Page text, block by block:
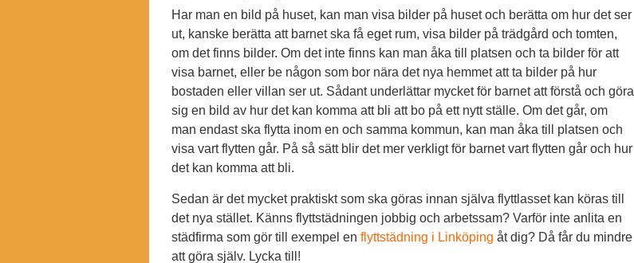
Har man en bild på huset, kan man visa bilder på huset och berätta om hur det ser
ut, kanske berätta att barnet ska få eget rum, visa bilder på trädgård och tomten,
om det finns bilder. Om det inte finns kan man åka till platsen och ta bilder för att
visa barnet, eller be någon som bor nära det nya hemmet att ta bilder på hur
bostaden eller villan ser ut. Sådant underlättar mycket för barnet att förstå och göra
sig en bild av hur det kan komma att bli att bo på ett nytt ställe. Om det går, om
man endast ska flytta inom en och samma kommun, kan man åka till platsen och
visa vart flytten går. På så sätt blir det mer verkligt för barnet vart flytten går och hur
det kan komma att bli.
Sedan är det mycket praktiskt som ska göras innan själva flyttlasset kan köras till
det nya stället. Känns flyttstädningen jobbig och arbetssam? Varför inte anlita en
städfirma som gör till exempel en flyttstädning i Linköping åt dig? Då får du mindre
att göra själv. Lycka till!